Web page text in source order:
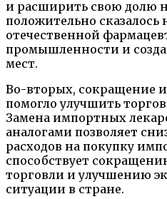
и расширить свою долю
положительно сказалось
отечественной
промышленности и
мест.
Во-вторых, сокращение
помогло улучшить
Замена импортных
аналогами позволяет
расходов на покупку
способствует
торговли и улучшению
ситуации в стране.